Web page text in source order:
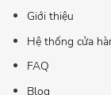
Giới thiệu
Hệ thống cửa
FAQ
Blog